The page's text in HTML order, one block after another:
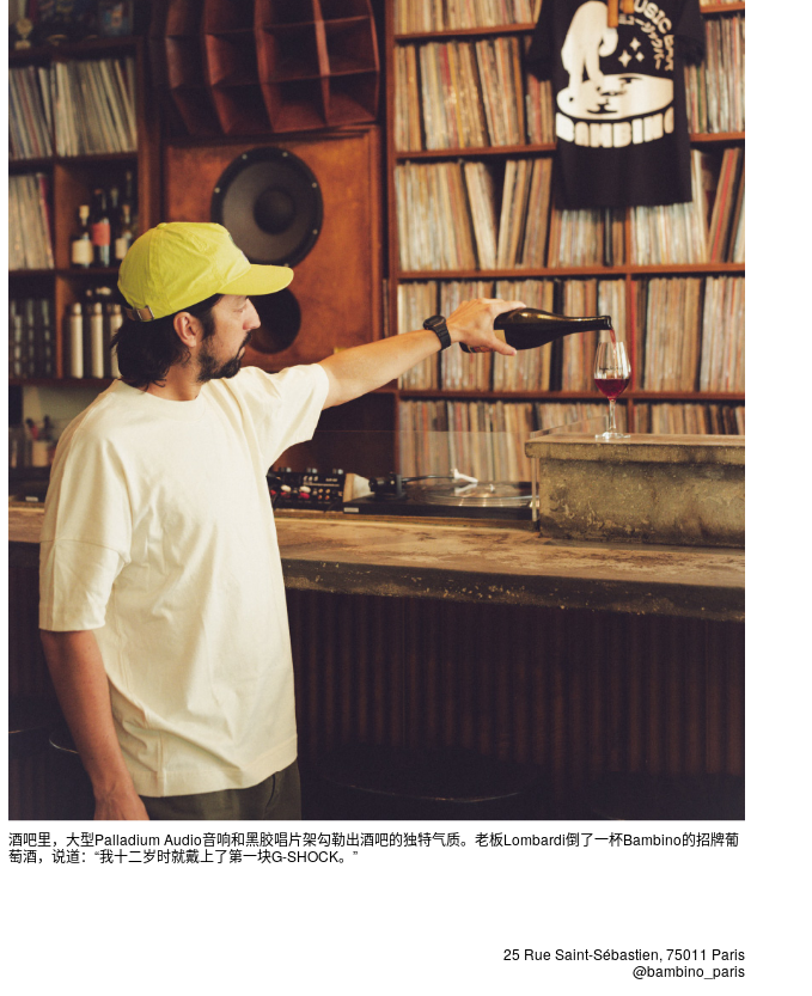
酒吧里，大型Palladium Audio音响和黑胶唱片架勾勒出酒吧的独特气质。老板Lombardi倒了一杯Bambino的招牌葡
萄酒，说道：“我十二岁时就戴上了第一块G-SHOCK。”
25 Rue Saint-Sébastien, 75011 Paris
@bambino_paris